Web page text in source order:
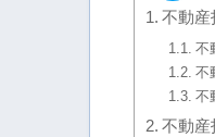
不動産
不
不
不
不動産